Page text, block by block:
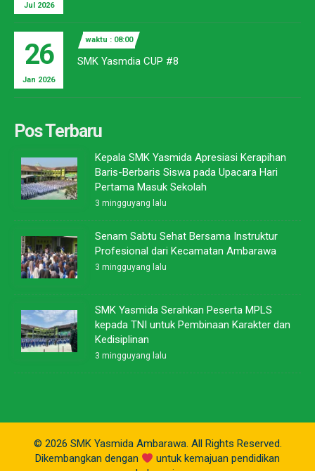
Jul 2026
26
Jan 2026
waktu : 08:00
SMK Yasmdia CUP #8
Pos Terbaru
Kepala SMK Yasmida Apresiasi Kerapihan
Baris-Berbaris Siswa pada Upacara Hari
Pertama Masuk Sekolah
3 mingguyang lalu
Senam Sabtu Sehat Bersama Instruktur
Profesional dari Kecamatan Ambarawa
3 mingguyang lalu
SMK Yasmida Serahkan Peserta MPLS
kepada TNI untuk Pembinaan Karakter dan
Kedisiplinan
3 mingguyang lalu
© 2026 SMK Yasmida Ambarawa. All Rights Reserved.
Dikembangkan dengan
untuk kemajuan pendidikan